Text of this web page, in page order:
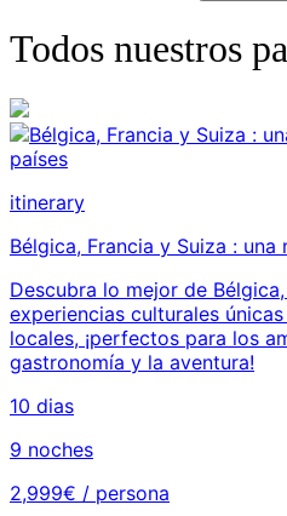
Todos nuestros
itinerary
Bélgica, Francia y Suiza :
Descubra lo mejor de
experiencias culturales
locales, ¡perfectos para los
gastronomía y la aventura!
10 dias
9 noches
2,999€ / persona